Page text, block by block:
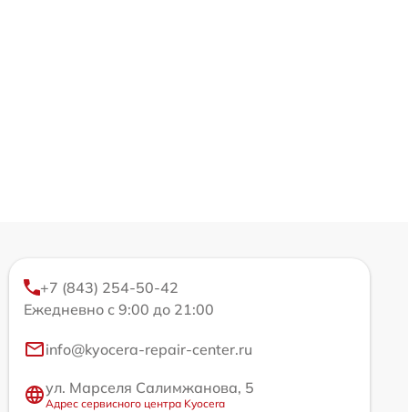
+7 (843) 254-50-42
Ежедневно с 9:00 до 21:00
info@kyocera-repair-center.ru
ул. Марселя Салимжанова, 5
Адрес сервисного центра Kyocera